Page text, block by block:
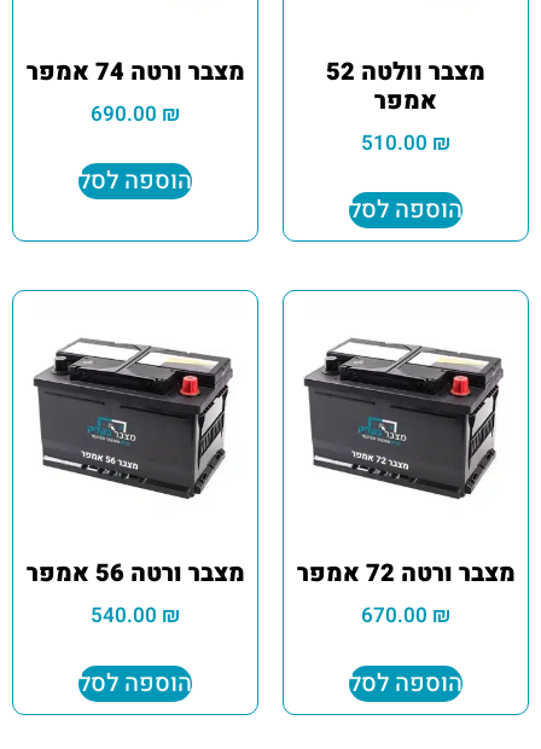
מצבר וולטה 52
אמפר
510.00 ₪
הוספה לסל
מצבר ורטה 74 אמפר
690.00 ₪
הוספה לסל
מצבר ורטה 72 אמפר
670.00 ₪
הוספה לסל
מצבר ורטה 56 אמפר
540.00 ₪
הוספה לסל